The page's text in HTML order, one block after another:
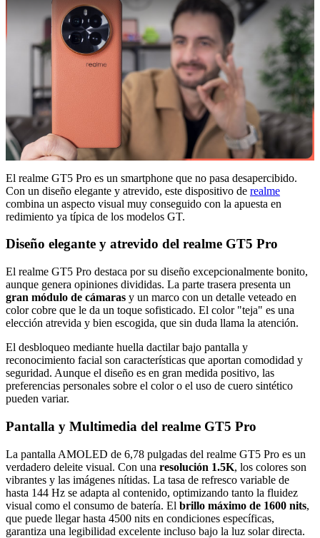
El realme GT5 Pro es un smartphone que no pasa desapercibido.
Con un diseño elegante y atrevido, este dispositivo de realme
combina un aspecto visual muy conseguido con la apuesta en
redimiento ya típica de los modelos GT.
Diseño elegante y atrevido del realme GT5 Pro
El realme GT5 Pro destaca por su diseño excepcionalmente bonito,
aunque genera opiniones divididas. La parte trasera presenta un
gran módulo de cámaras y un marco con un detalle veteado en
color cobre que le da un toque sofisticado. El color "teja" es una
elección atrevida y bien escogida, que sin duda llama la atención.
El desbloqueo mediante huella dactilar bajo pantalla y
reconocimiento facial son características que aportan comodidad y
seguridad. Aunque el diseño es en gran medida positivo, las
preferencias personales sobre el color o el uso de cuero sintético
pueden variar.
Pantalla y Multimedia del realme GT5 Pro
La pantalla AMOLED de 6,78 pulgadas del realme GT5 Pro es un
verdadero deleite visual. Con una resolución 1.5K, los colores son
vibrantes y las imágenes nítidas. La tasa de refresco variable de
hasta 144 Hz se adapta al contenido, optimizando tanto la fluidez
visual como el consumo de batería. El brillo máximo de 1600 nits,
que puede llegar hasta 4500 nits en condiciones específicas,
garantiza una legibilidad excelente incluso bajo la luz solar directa.